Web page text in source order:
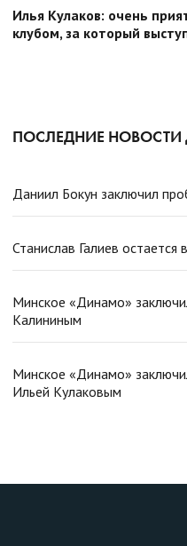
Илья Кулаков: очень
клубом, за который
ПОСЛЕДНИЕ НОВОСТИ
Даниил Бокун заключил
Станислав Галиев
Минское «Динамо»
Калининым
Минское «Динамо»
Ильей Кулаковым